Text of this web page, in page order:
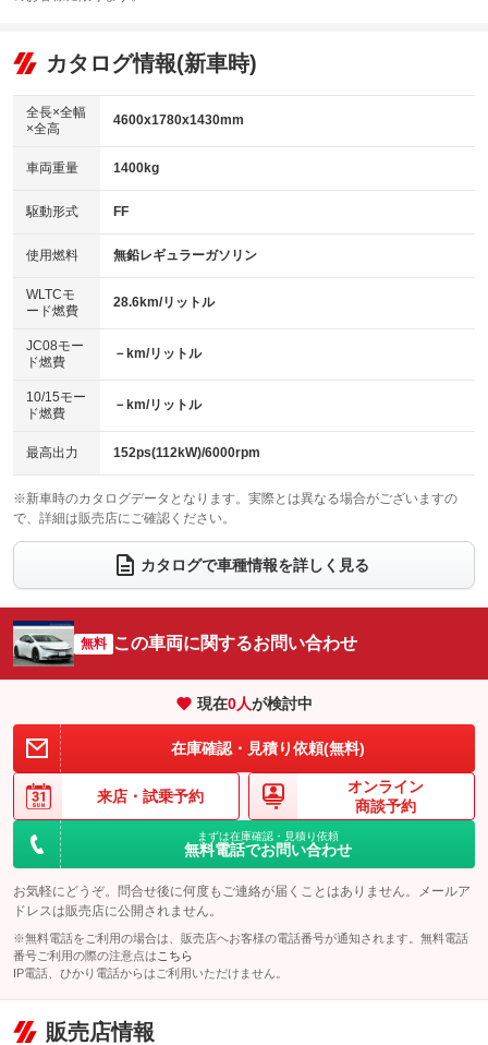
リフトアップ
：装備なし
：装備なし
パワーウィンドウ
アイドリングストップ
：装備なし
USB入力端子
：装備あり
100V電源
：装備あり
センターデフロック
：装備なし
電動格納ミラー
：装備あり
ビジュアル
：装備なし
：装備なし
革シート
キーレス
HID(キセノンライト)
：装備なし
バックカメラ
：装備あり
エアロ
：装備なし
：装備なし
パワーシート
ベンチシート
：装備なし
チップアップシート
：装備なし
：装備なし ：装備あり
ウォークスルー
：装備なし
電動リアゲート フロントカメラ
：装備なし
：装備なし ：装備あり
サイドカメラ
：装備なし ルーフレール
：装備なし
：装備なし
：装備なし
カタログ情報(新車時)
全長×全幅
×全高
4600x1780x1430mm
車両重量 1400kg
駆動形式 FF
使用燃料 無鉛レギュラーガソリン
WLTCモ
ード燃費
28.6km/リットル
JC08モー
ド燃費
－km/リットル
10/15モー
ド燃費
－km/リットル
最高出力 152ps(112kW)/6000rpm
※新車時のカタログデータとなります。実際とは異なる場合がございますの
で、詳細は販売店にご確認ください。
カタログで車種情報を詳しく見る
無料 この車両に関するお問い合わせ
現在0人が検討中
在庫確認・見積り依頼(無料)
来店・ 試乗予約
オンライン
商談予約
まずは在庫確認・見積り依頼
無料電話でお問い合わせ
お気軽にどうぞ。問合せ後に何度もご連絡が届くことはありません。メールア
ドレスは販売店に公開されません。
※無料電話をご利用の場合は、販売店へお客様の電話番号が通知されます。無料電話
番号ご利用の際の注意点は こちら
IP電話、ひかり電話からはご利用いただけません。
販売店情報